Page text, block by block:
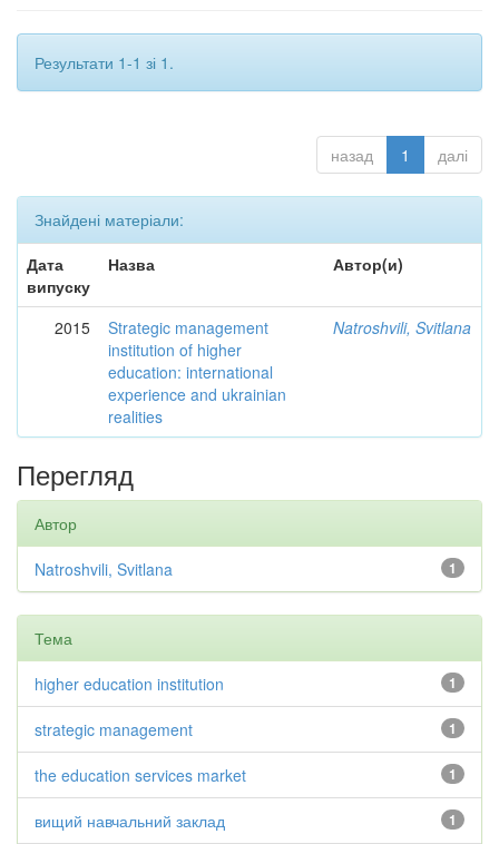
Результати 1-1 зі 1.
назад 1 далі
Знайдені матеріали:
Дата
випуску
Назва Автор(и)
2015
Strategic management
institution of higher
education: international
experience and ukrainian
realities
Natroshvili, Svitlana
Перегляд
Автор
1
Natroshvili, Svitlana
Тема
1
higher education institution
1
strategic management
1
the education services market
1
вищий навчальний заклад